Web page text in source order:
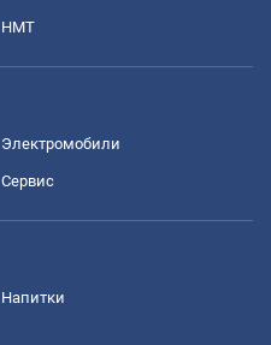
НМТ
Электромобили
Сервис
Напитки